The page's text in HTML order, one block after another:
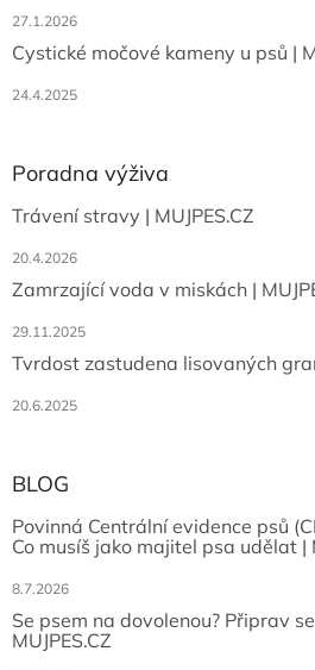
27.1.2026
Cystické močové kameny u psů |
24.4.2025
Poradna výživa
Trávení stravy | MUJPES.CZ
20.4.2026
Zamrzající voda v miskách |
29.11.2025
Tvrdost zastudena lisovaných
20.6.2025
BLOG
Povinná Centrální evidence psů
Co musíš jako majitel psa udělat |
8.7.2026
Se psem na dovolenou? Připrav
MUJPES.CZ